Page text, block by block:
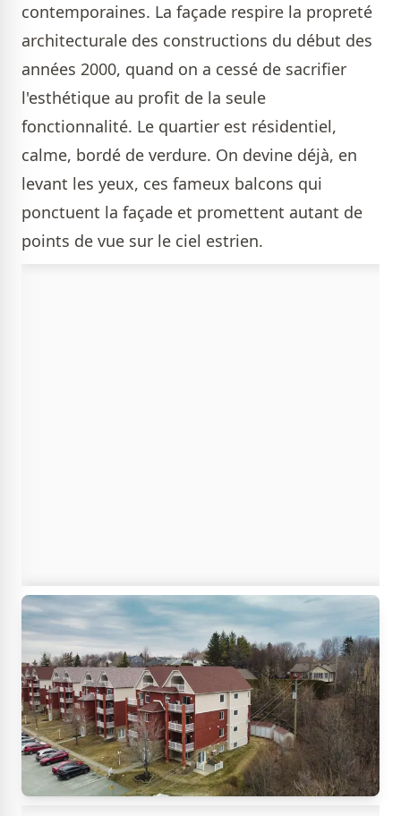
contemporaines. La façade respire la propreté
architecturale des constructions du début des
années 2000, quand on a cessé de sacrifier
l'esthétique au profit de la seule
fonctionnalité. Le quartier est résidentiel,
calme, bordé de verdure. On devine déjà, en
levant les yeux, ces fameux balcons qui
ponctuent la façade et promettent autant de
points de vue sur le ciel estrien.